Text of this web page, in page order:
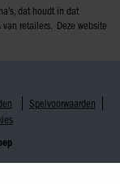
dat houdt in dat
retailers. Deze website
Spelvoorwaarden